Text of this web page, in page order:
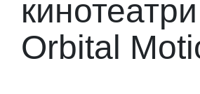
кинотеатри
Orbital